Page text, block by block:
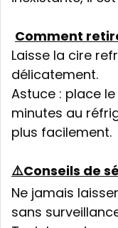
Comment
Laisse la cire
délicatement.
Astuce : place
minutes au
plus facilement.
⚠️Conseils de
Ne jamais
sans